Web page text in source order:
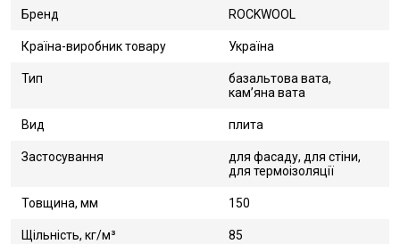
Бренд ROCKWOOL
Країна-виробник товару Україна
Тип
базальтова вата,
кам’яна вата
Вид плита
Застосування
для фасаду, для стіни,
для термоізоляції
Товщина, мм 150
Щільність, кг/м³ 85